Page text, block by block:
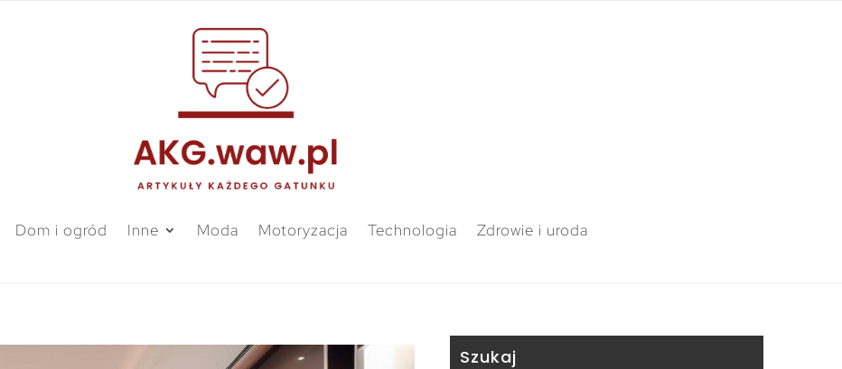
Dom i ogród Inne Moda Motoryzacja Technologia Zdrowie i uroda
Szukaj